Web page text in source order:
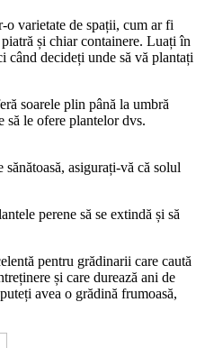
varietate de spații, cum ar fi
și chiar containere. Luați în
când decideți unde să vă plantați
soarele plin până la umbră
să le ofere plantelor dvs.
asigurați-vă că solul
perene să se extindă și să
pentru grădinarii care caută
și care durează ani de
avea o grădină frumoasă,